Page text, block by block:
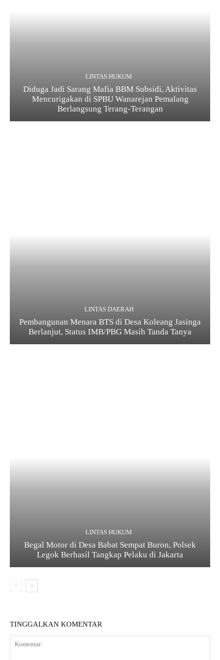
LINTAS HUKUM
Diduga Jadi Sarang Mafia BBM Subsidi, Aktivitas
Mencurigakan di SPBU Wanarejan Pemalang
Berlangsung Terang-Terangan
LINTAS DAERAH
Pembangunan Menara BTS di Desa Koleang Jasinga
Berlanjut, Status IMB/PBG Masih Tanda Tanya
LINTAS HUKUM
Begal Motor di Desa Babat Sempat Buron, Polsek
Legok Berhasil Tangkap Pelaku di Jakarta
TINGGALKAN KOMENTAR